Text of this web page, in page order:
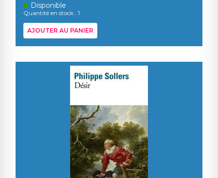
Disponible
Quantité en stock : 1
AJOUTER AU PANIER